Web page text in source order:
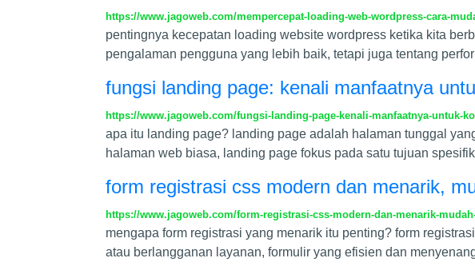
https://www.jagoweb.com/mempercepat-loading-web-wordpress-cara-
pentingnya kecepatan loading website wordpress ketika kita
pengalaman pengguna yang lebih baik, tetapi juga tentang
fungsi landing page: kenali manfaatnya
https://www.jagoweb.com/fungsi-landing-page-kenali-manfaatnya-untuk-
apa itu landing page? landing page adalah halaman tunggal
halaman web biasa, landing page fokus pada satu tujuan
form registrasi css modern dan menarik,
https://www.jagoweb.com/form-registrasi-css-modern-dan-menarik-
mengapa form registrasi yang menarik itu penting? form
atau berlangganan layanan, formulir yang efisien dan